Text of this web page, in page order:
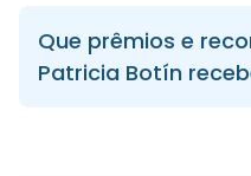
Que prêmios e
Patricia Botín